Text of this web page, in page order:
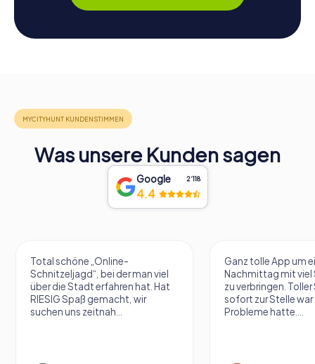
Was unsere Kunden sagen
Google 2‘118
4.4
Ganz tolle App um einen
Nachmittag mit viel Spannung
zu verbringen. Toller Support der
sofort zur Stelle war als ich
Probleme hatte....
Eine sehr tolle Idee
zu erkunden und
zu kommen. Die
schön gemacht
etwas schwerer...